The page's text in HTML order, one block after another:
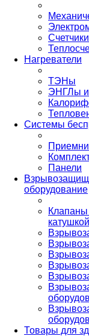
Нагреватели
ТЭНы
ЭНГЛы и
Системы
Панели
оборудование
катушкой
Товары для